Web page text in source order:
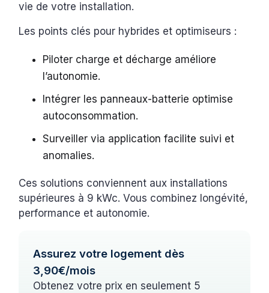
vie de votre installation.
Les points clés pour hybrides et optimiseurs :
Piloter charge et décharge améliore
l’autonomie.
Intégrer les panneaux-batterie optimise
autoconsommation.
Surveiller via application facilite suivi et
anomalies.
Ces solutions conviennent aux installations
supérieures à 9 kWc. Vous combinez longévité,
performance et autonomie.
Assurez votre logement dès
3,90€/mois
Obtenez votre prix en seulement 5